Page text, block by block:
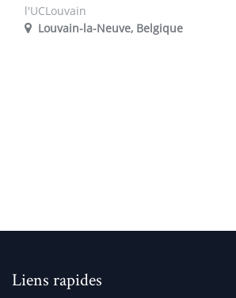
l'UCLouvain
Louvain-la-Neuve, Belgique
Liens rapides